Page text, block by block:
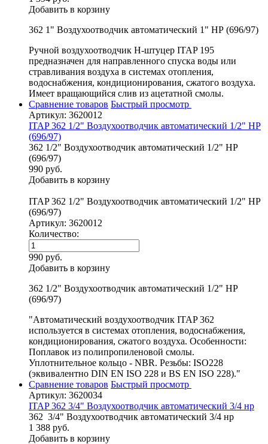
Добавить в корзину
362 1" Воздухоотводчик автоматический 1" НР (696/97)
Ручной воздухоотводчик Н-штуцер ITAP 195
предназначен для направленного спуска воды или
стравливания воздуха в системах отопления,
водоснабжения, кондиционирования, сжатого воздуха.
Имеет вращающийся слив из ацетатной смолы.
Сравнение товаров Быстрый просмотр
Артикул: 3620012
ITAP 362 1/2" Воздухоотводчик автоматический 1/2" НР
(696/97)
362 1/2" Воздухоотводчик автоматический 1/2" НР
(696/97)
990 руб.
Добавить в корзину
ITAP 362 1/2" Воздухоотводчик автоматический 1/2" НР
(696/97)
Артикул: 3620012
Количество:
990 руб.
Добавить в корзину
362 1/2" Воздухоотводчик автоматический 1/2" НР
(696/97)
"Автоматический воздухоотводчик ITAP 362
используется в системах отопления, водоснабжения,
кондиционирования, сжатого воздуха. Особенности:
Поплавок из полипропиленовой смолы.
Уплотнительное кольцо - NBR. Резьбы: ISO228
(эквивалентно DIN EN ISO 228 и BS EN ISO 228)."
Сравнение товаров Быстрый просмотр
Артикул: 3620034
ITAP 362 3/4" Воздухоотводчик автоматический 3/4 нр
362 3/4" Воздухоотводчик автоматический 3/4 нр
1 388 руб.
Добавить в корзину